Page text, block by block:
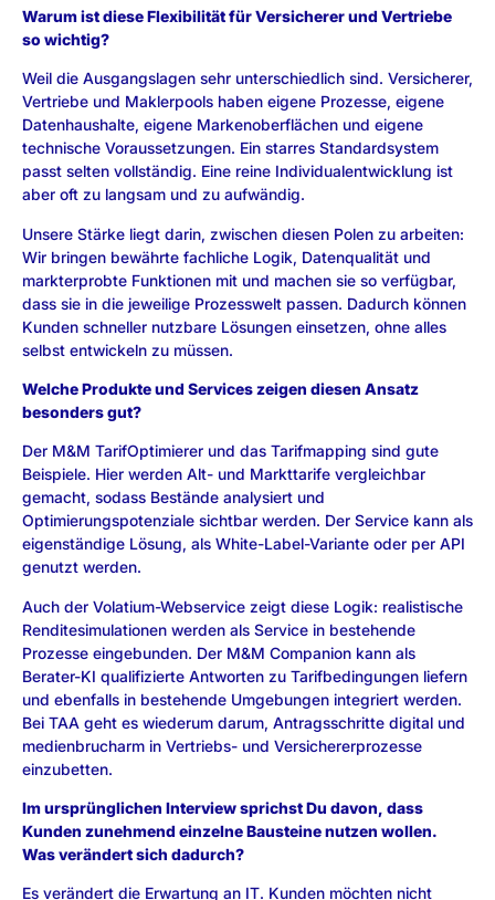
Warum ist diese Flexibilität für Versicherer und Vertriebe
so wichtig?
Weil die Ausgangslagen sehr unterschiedlich sind. Versicherer,
Vertriebe und Maklerpools haben eigene Prozesse, eigene
Datenhaushalte, eigene Markenoberflächen und eigene
technische Voraussetzungen. Ein starres Standardsystem
passt selten vollständig. Eine reine Individualentwicklung ist
aber oft zu langsam und zu aufwändig.
Unsere Stärke liegt darin, zwischen diesen Polen zu arbeiten:
Wir bringen bewährte fachliche Logik, Datenqualität und
markterprobte Funktionen mit und machen sie so verfügbar,
dass sie in die jeweilige Prozesswelt passen. Dadurch können
Kunden schneller nutzbare Lösungen einsetzen, ohne alles
selbst entwickeln zu müssen.
Welche Produkte und Services zeigen diesen Ansatz
besonders gut?
Der M&M TarifOptimierer und das Tarifmapping sind gute
Beispiele. Hier werden Alt- und Markttarife vergleichbar
gemacht, sodass Bestände analysiert und
Optimierungspotenziale sichtbar werden. Der Service kann als
eigenständige Lösung, als White-Label-Variante oder per API
genutzt werden.
Auch der Volatium-Webservice zeigt diese Logik: realistische
Renditesimulationen werden als Service in bestehende
Prozesse eingebunden. Der M&M Companion kann als
Berater-KI qualifizierte Antworten zu Tarifbedingungen liefern
und ebenfalls in bestehende Umgebungen integriert werden.
Bei TAA geht es wiederum darum, Antragsschritte digital und
medienbrucharm in Vertriebs- und Versichererprozesse
einzubetten.
Im ursprünglichen Interview sprichst Du davon, dass
Kunden zunehmend einzelne Bausteine nutzen wollen.
Was verändert sich dadurch?
Es verändert die Erwartung an IT. Kunden möchten nicht